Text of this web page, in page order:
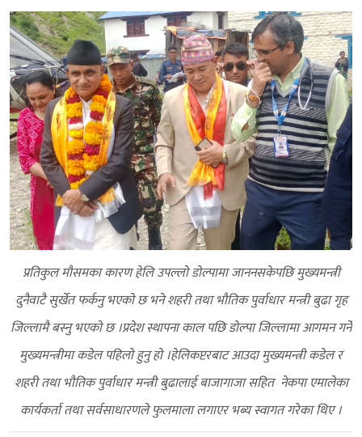
प्रतिकुल माैसमका कारण हेलि उपल्लो डाेल्पामा जाननसकेपछि मुख्यमन्त्री
दुनैवाटै सुर्खेत फर्कनु भएकाे छ भने शहरी तथा भाैतिक पुर्वाधार मन्त्री बुढा गृह
जिल्लामै बस्नु भएकाे छ ।प्रदेश स्थापना काल पछि डाेल्पा जिल्लामा आगमन गर्ने
मुख्यमन्त्रीमा कडेल पहिलाे हुनु हाे ।हेलिकप्टरबाट आउदा मुख्यमन्त्री कडेल र
शहरी तथा भाैतिक पुर्वाधार मन्त्री बुढालाई बाजागाजा सहित नेकपा एमालेका
कार्यकर्ता तथा सर्वसाधारणले फुलमाला लगाएर भब्य स्वागत गरेका थिए ।